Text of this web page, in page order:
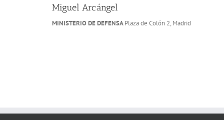
Miguel Arcángel
MINISTERIO DE DEFENSAPlaza de Colón 2, Madrid